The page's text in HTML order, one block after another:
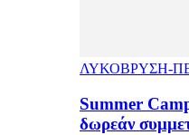
ΛΥΚΟΒΡΥΣΗ-
Summer
δωρεάν